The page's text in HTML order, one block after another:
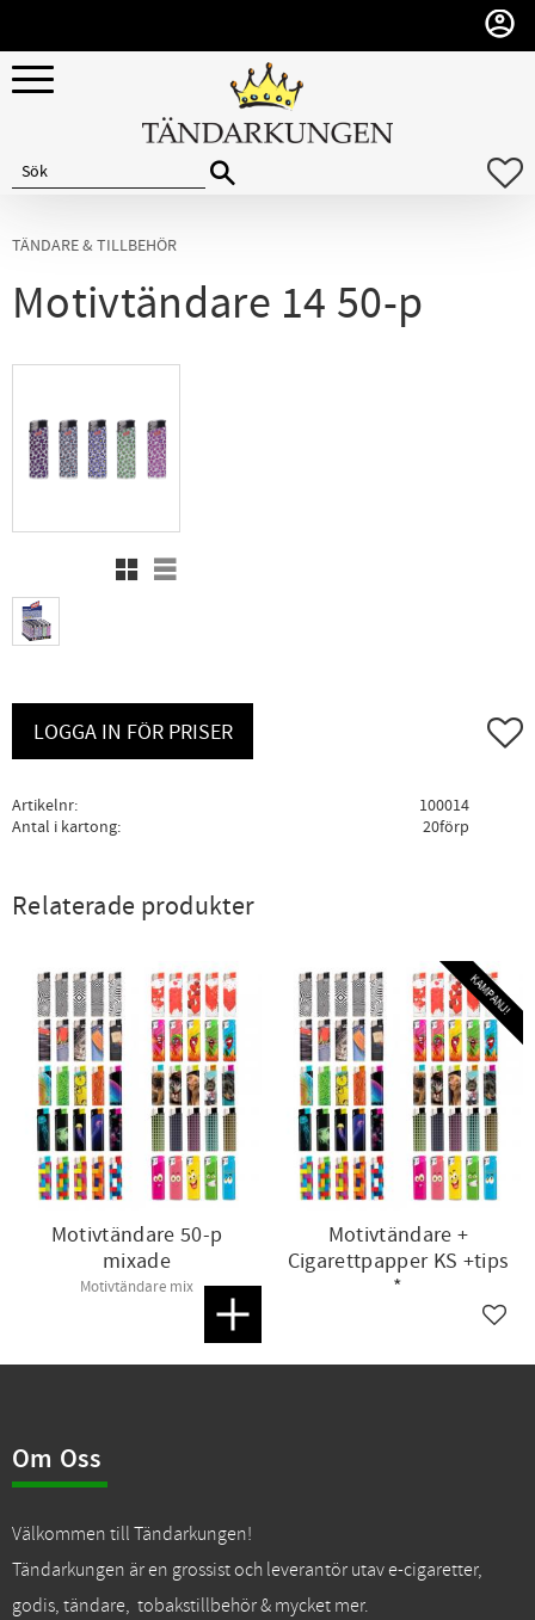
Meny
TÄNDARE & TILLBEHÖR
Motivtändare 14 50-p
Rutnätsvy
Listvy
LOGGA IN FÖR PRISER Lägg
Artikelnr
100014
Antal i kartong
20förp
Relaterade produkter
Motivtändare 50-p
mixade
Motivtändare mix
Lägg till i favoriter
Motivtändare +
Cigarettpapper KS +tips
*
KAMPANJ!
Om Oss
Välkommen till Tändarkungen!
Tändarkungen är en grossist och leverantör utav e-cigaretter,
godis, tändare, tobakstillbehör & mycket mer.